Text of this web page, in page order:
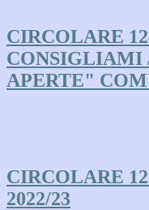
CIRCOLARE
CONSIGLIAMI
APERTE"
CIRCOLARE
2022/23